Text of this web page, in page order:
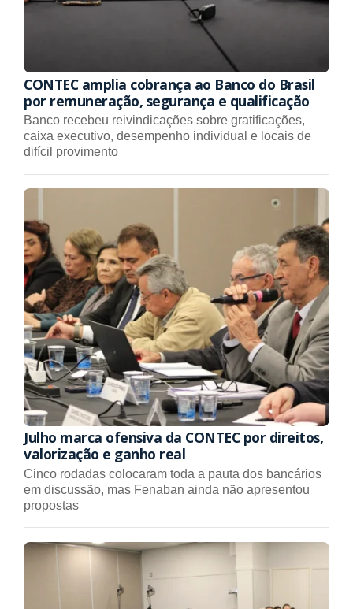
CONTEC amplia cobrança ao Banco do Brasil
por remuneração, segurança e qualificação
Banco recebeu reivindicações sobre gratificações,
caixa executivo, desempenho individual e locais de
difícil provimento
Julho marca ofensiva da CONTEC por direitos,
valorização e ganho real
Cinco rodadas colocaram toda a pauta dos bancários
em discussão, mas Fenaban ainda não apresentou
propostas